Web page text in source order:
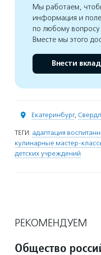
Мы работаем,
информация и
по любому вопросу
Вместе мы этого
Внести вклад
Екатеринбург,
ТЕГИ: адаптация
кулинарные мастер-
детских учреждений
РЕКОМЕНДУЕМ
Общество